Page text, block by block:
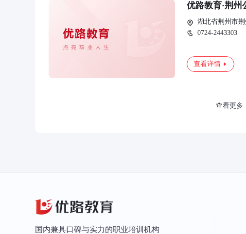
优路教育·荆州
湖北省荆州市
0724-2443303
查看详情
查看更多
国内兼具口碑与实力的职业培训机构